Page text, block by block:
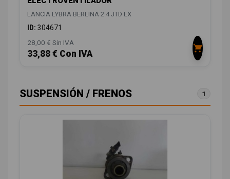
LANCIA LYBRA BERLINA 2.4 JTD LX
ID: 304671
28,00 € Sin IVA
33,88 € Con IVA
SUSPENSIÓN / FRENOS 1